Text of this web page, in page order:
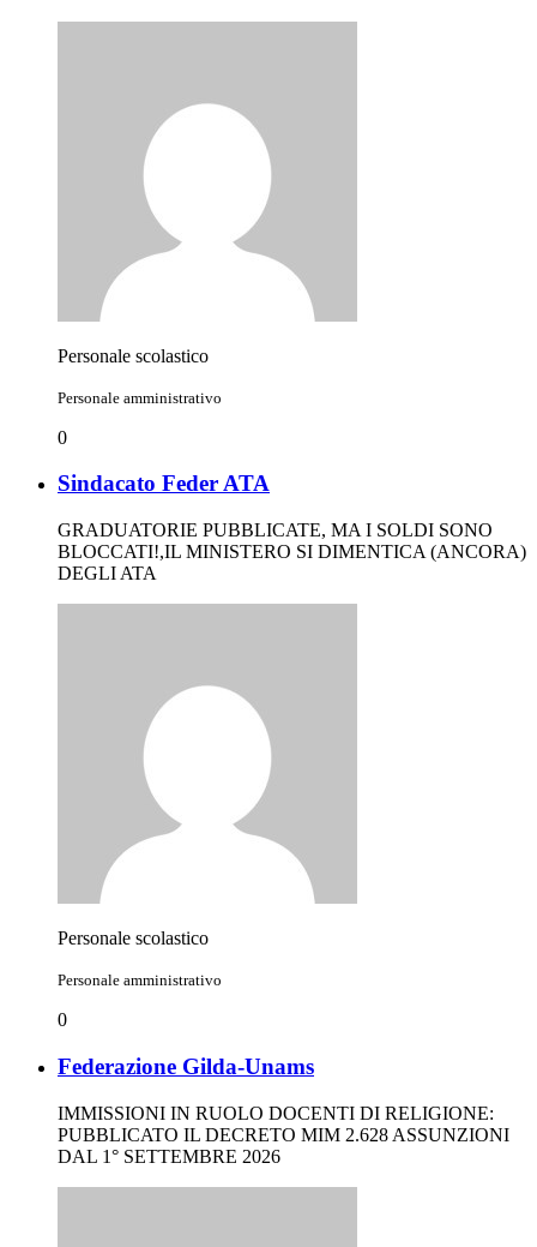
Personale scolastico
Personale amministrativo
0
Sindacato Feder ATA
GRADUATORIE PUBBLICATE, MA I SOLDI SONO
BLOCCATI!,IL MINISTERO SI DIMENTICA (ANCORA)
DEGLI ATA
Personale scolastico
Personale amministrativo
0
Federazione Gilda-Unams
IMMISSIONI IN RUOLO DOCENTI DI RELIGIONE:
PUBBLICATO IL DECRETO MIM 2.628 ASSUNZIONI
DAL 1° SETTEMBRE 2026